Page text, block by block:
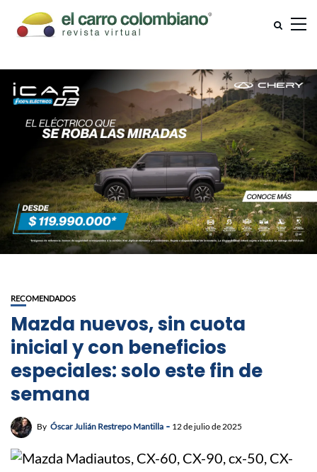
RECOMENDADOS
Mazda nuevos, sin cuota
inicial y con beneficios
especiales: solo este fin de
semana
By Óscar Julián Restrepo Mantilla 12 de julio de 2025